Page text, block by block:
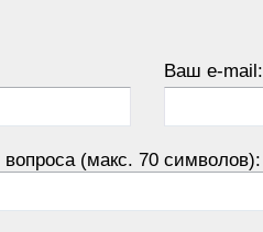
Ваш e-mail:
(макс. 70 символов):